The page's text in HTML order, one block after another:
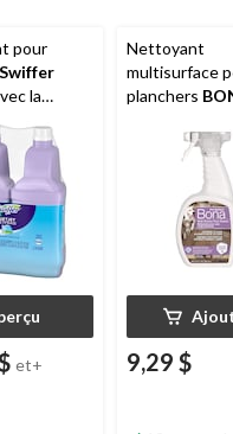
pour
Swiffer
la
de Dawn,
et+
Nettoyant
multisurface
planchers
compagnie,
9,29 $